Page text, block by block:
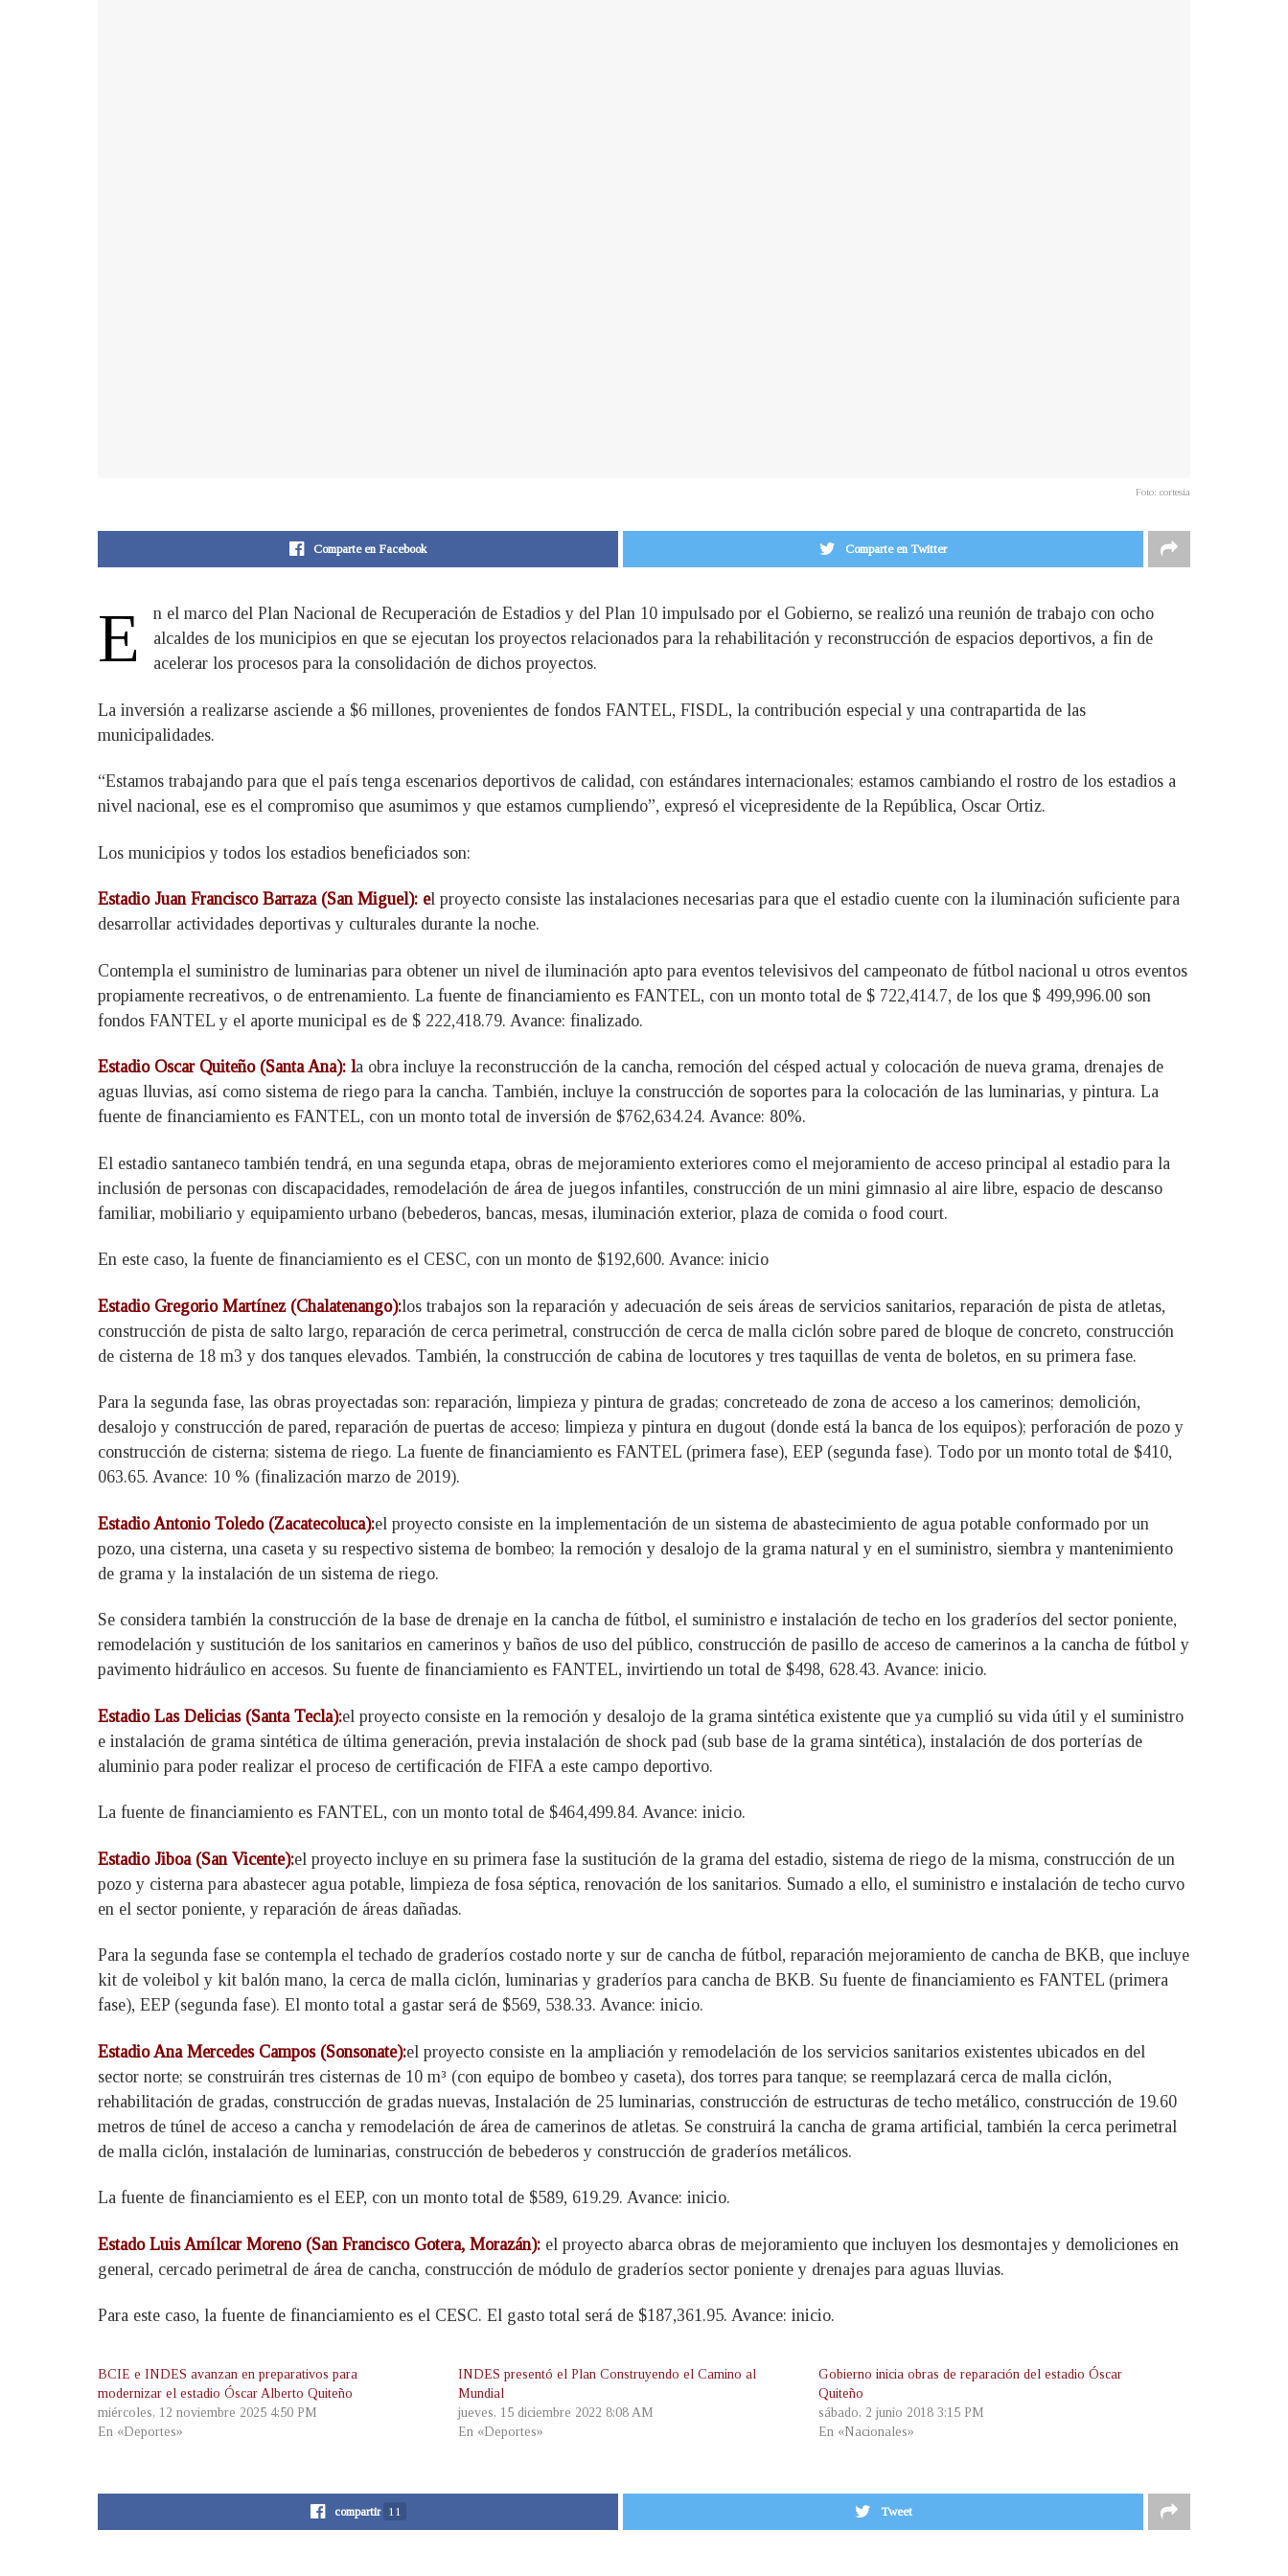
Foto: cortesía
Comparte en Facebook Comparte en Twitter
E
n el marco del Plan Nacional de Recuperación de Estadios y del Plan 10 impulsado por el Gobierno, se realizó una reunión de trabajo con ocho
alcaldes de los municipios en que se ejecutan los proyectos relacionados para la rehabilitación y reconstrucción de espacios deportivos, a fin de
acelerar los procesos para la consolidación de dichos proyectos.
La inversión a realizarse asciende a $6 millones, provenientes de fondos FANTEL, FISDL, la contribución especial y una contrapartida de las
municipalidades.
“Estamos trabajando para que el país tenga escenarios deportivos de calidad, con estándares internacionales; estamos cambiando el rostro de los estadios a
nivel nacional, ese es el compromiso que asumimos y que estamos cumpliendo”, expresó el vicepresidente de la República, Oscar Ortiz.
Los municipios y todos los estadios beneficiados son:
Estadio Juan Francisco Barraza (San Miguel): el proyecto consiste las instalaciones necesarias para que el estadio cuente con la iluminación suficiente para
desarrollar actividades deportivas y culturales durante la noche.
Contempla el suministro de luminarias para obtener un nivel de iluminación apto para eventos televisivos del campeonato de fútbol nacional u otros eventos
propiamente recreativos, o de entrenamiento. La fuente de financiamiento es FANTEL, con un monto total de $ 722,414.7, de los que $ 499,996.00 son
fondos FANTEL y el aporte municipal es de $ 222,418.79. Avance: finalizado.
Estadio Oscar Quiteño (Santa Ana): la obra incluye la reconstrucción de la cancha, remoción del césped actual y colocación de nueva grama, drenajes de
aguas lluvias, así como sistema de riego para la cancha. También, incluye la construcción de soportes para la colocación de las luminarias, y pintura. La
fuente de financiamiento es FANTEL, con un monto total de inversión de $762,634.24. Avance: 80%.
El estadio santaneco también tendrá, en una segunda etapa, obras de mejoramiento exteriores como el mejoramiento de acceso principal al estadio para la
inclusión de personas con discapacidades, remodelación de área de juegos infantiles, construcción de un mini gimnasio al aire libre, espacio de descanso
familiar, mobiliario y equipamiento urbano (bebederos, bancas, mesas, iluminación exterior, plaza de comida o food court.
En este caso, la fuente de financiamiento es el CESC, con un monto de $192,600. Avance: inicio
Estadio Gregorio Martínez (Chalatenango):los trabajos son la reparación y adecuación de seis áreas de servicios sanitarios, reparación de pista de atletas,
construcción de pista de salto largo, reparación de cerca perimetral, construcción de cerca de malla ciclón sobre pared de bloque de concreto, construcción
de cisterna de 18 m3 y dos tanques elevados. También, la construcción de cabina de locutores y tres taquillas de venta de boletos, en su primera fase.
Para la segunda fase, las obras proyectadas son: reparación, limpieza y pintura de gradas; concreteado de zona de acceso a los camerinos; demolición,
desalojo y construcción de pared, reparación de puertas de acceso; limpieza y pintura en dugout (donde está la banca de los equipos); perforación de pozo y
construcción de cisterna; sistema de riego. La fuente de financiamiento es FANTEL (primera fase), EEP (segunda fase). Todo por un monto total de $410,
063.65. Avance: 10 % (finalización marzo de 2019).
Estadio Antonio Toledo (Zacatecoluca):el proyecto consiste en la implementación de un sistema de abastecimiento de agua potable conformado por un
pozo, una cisterna, una caseta y su respectivo sistema de bombeo; la remoción y desalojo de la grama natural y en el suministro, siembra y mantenimiento
de grama y la instalación de un sistema de riego.
Se considera también la construcción de la base de drenaje en la cancha de fútbol, el suministro e instalación de techo en los graderíos del sector poniente,
remodelación y sustitución de los sanitarios en camerinos y baños de uso del público, construcción de pasillo de acceso de camerinos a la cancha de fútbol y
pavimento hidráulico en accesos. Su fuente de financiamiento es FANTEL, invirtiendo un total de $498, 628.43. Avance: inicio.
Estadio Las Delicias (Santa Tecla):el proyecto consiste en la remoción y desalojo de la grama sintética existente que ya cumplió su vida útil y el suministro
e instalación de grama sintética de última generación, previa instalación de shock pad (sub base de la grama sintética), instalación de dos porterías de
aluminio para poder realizar el proceso de certificación de FIFA a este campo deportivo.
La fuente de financiamiento es FANTEL, con un monto total de $464,499.84. Avance: inicio.
Estadio Jiboa (San Vicente):el proyecto incluye en su primera fase la sustitución de la grama del estadio, sistema de riego de la misma, construcción de un
pozo y cisterna para abastecer agua potable, limpieza de fosa séptica, renovación de los sanitarios. Sumado a ello, el suministro e instalación de techo curvo
en el sector poniente, y reparación de áreas dañadas.
Para la segunda fase se contempla el techado de graderíos costado norte y sur de cancha de fútbol, reparación mejoramiento de cancha de BKB, que incluye
kit de voleibol y kit balón mano, la cerca de malla ciclón, luminarias y graderíos para cancha de BKB. Su fuente de financiamiento es FANTEL (primera
fase), EEP (segunda fase). El monto total a gastar será de $569, 538.33. Avance: inicio.
Estadio Ana Mercedes Campos (Sonsonate):el proyecto consiste en la ampliación y remodelación de los servicios sanitarios existentes ubicados en del
sector norte; se construirán tres cisternas de 10 m³ (con equipo de bombeo y caseta), dos torres para tanque; se reemplazará cerca de malla ciclón,
rehabilitación de gradas, construcción de gradas nuevas, Instalación de 25 luminarias, construcción de estructuras de techo metálico, construcción de 19.60
metros de túnel de acceso a cancha y remodelación de área de camerinos de atletas. Se construirá la cancha de grama artificial, también la cerca perimetral
de malla ciclón, instalación de luminarias, construcción de bebederos y construcción de graderíos metálicos.
La fuente de financiamiento es el EEP, con un monto total de $589, 619.29. Avance: inicio.
Estado Luis Amílcar Moreno (San Francisco Gotera, Morazán): el proyecto abarca obras de mejoramiento que incluyen los desmontajes y demoliciones en
general, cercado perimetral de área de cancha, construcción de módulo de graderíos sector poniente y drenajes para aguas lluvias.
Para este caso, la fuente de financiamiento es el CESC. El gasto total será de $187,361.95. Avance: inicio.
BCIE e INDES avanzan en preparativos para
modernizar el estadio Óscar Alberto Quiteño
miércoles, 12 noviembre 2025 4:50 PM
En «Deportes»
INDES presentó el Plan Construyendo el Camino al
Mundial
jueves, 15 diciembre 2022 8:08 AM
En «Deportes»
Gobierno inicia obras de reparación del estadio Óscar
Quiteño
sábado, 2 junio 2018 3:15 PM
En «Nacionales»
compartir 11 Tweet